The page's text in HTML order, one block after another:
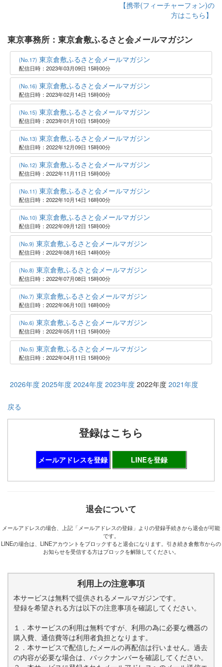
【携帯(フィーチャーフォン)の
方はこちら】
東京事務所：東京倉敷ふるさと会メールマガジン
(No.17) 東京倉敷ふるさと会メールマガジン
配信日時：2023年03月09日 15時00分
(No.16) 東京倉敷ふるさと会メールマガジン
配信日時：2023年02月14日 15時00分
(No.15) 東京倉敷ふるさと会メールマガジン
配信日時：2023年01月10日 15時00分
(No.13) 東京倉敷ふるさと会メールマガジン
配信日時：2022年12月09日 15時00分
(No.12) 東京倉敷ふるさと会メールマガジン
配信日時：2022年11月11日 15時00分
(No.11) 東京倉敷ふるさと会メールマガジン
配信日時：2022年10月14日 16時00分
(No.10) 東京倉敷ふるさと会メールマガジン
配信日時：2022年09月12日 15時00分
(No.9) 東京倉敷ふるさと会メールマガジン
配信日時：2022年08月16日 14時00分
(No.8) 東京倉敷ふるさと会メールマガジン
配信日時：2022年07月08日 15時00分
(No.7) 東京倉敷ふるさと会メールマガジン
配信日時：2022年06月10日 16時00分
(No.6) 東京倉敷ふるさと会メールマガジン
配信日時：2022年05月11日 15時00分
(No.5) 東京倉敷ふるさと会メールマガジン
配信日時：2022年04月11日 15時00分
2026年度 2025年度 2024年度 2023年度 2022年度 2021年度
戻る
登録はこちら
メールアドレスを登録 LINEを登録
退会について
メールアドレスの場合、上記「メールアドレスの登録」よりの登録手続きから退会が可能
です。
LINEの場合は、LINEアカウントをブロックすると退会になります。引き続き倉敷市からの
お知らせを受信する方はブロックを解除してください。
利用上の注意事項
本サービスは無料で提供されるメールマガジンです。
登録を希望される方は以下の注意事項を確認してください。
１．本サービスの利用は無料ですが、利用の為に必要な機器の
購入費、通信費等は利用者負担となります。
２．本サービスで配信したメールの再配信は行いません。過去
の内容が必要な場合は、バックナンバーを確認してください。